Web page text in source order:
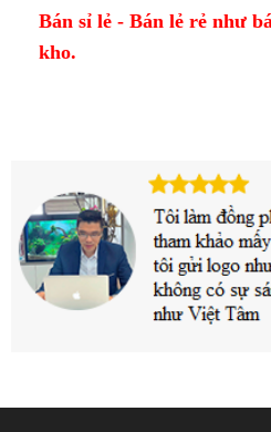
Bán sỉ lẻ - Bán lẻ rẻ như
kho.